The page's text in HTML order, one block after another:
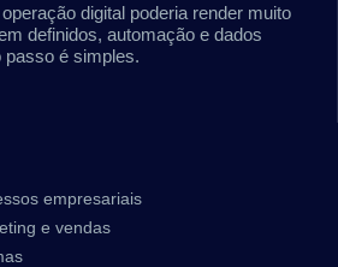
digital poderia render muito
definidos, automação e dados
passo é simples.
empresariais
e vendas